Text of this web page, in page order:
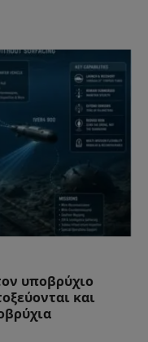
υποβρύχιο
και